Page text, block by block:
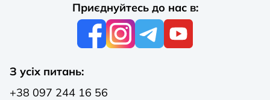
Приєднуйтесь до нас в:
З усіх питань:
+38 097 244 16 56